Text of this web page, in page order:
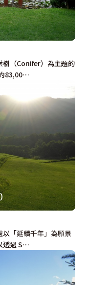
樹（Conifer）為主題的
83,00…
「延續千年」為願景
透過 S…